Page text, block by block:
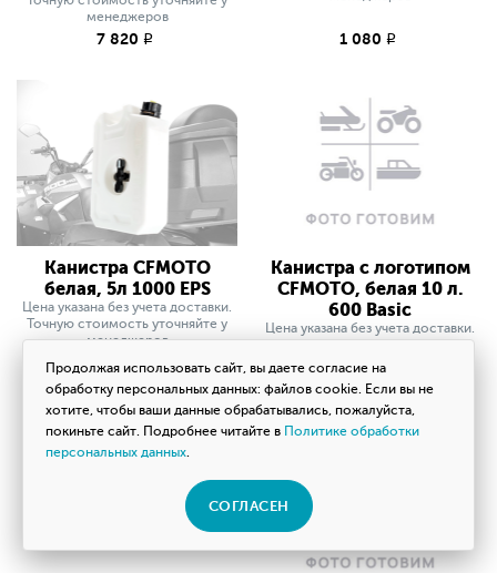
Продолжая использовать сайт, вы даете согласие на
обработку персональных данных: файлов cookie. Если вы не
хотите, чтобы ваши данные обрабатывались, пожалуйста,
покиньте сайт. Подробнее читайте в Политике обработки
персональных данных.
СОГЛАСЕН
менеджеров
7 820 q 1 080 q
Канистра CFMOTO
белая, 5л 1000 EPS
Цена указана без учета доставки.
Точную стоимость уточняйте у
менеджеров
4 410
Канистра с логотипом
CFMOTO, белая 10 л.
600 Basic
Цена указана без учета доставки.
Точную стоимость уточняйте у
5 300